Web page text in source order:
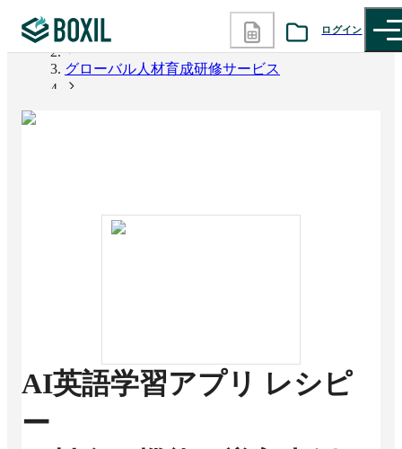
ログイン
カテゴリから探す
BOXILの使い方ガイド
BOXIL
グローバル人材育成研修サービス
AI英語学習アプリ レシピ
ー